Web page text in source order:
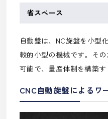
省スペース
自動盤は、NC旋盤を小型
較的小型の機械です。そ
可能で、量産体制を構築す
CNC自動旋盤によるワ